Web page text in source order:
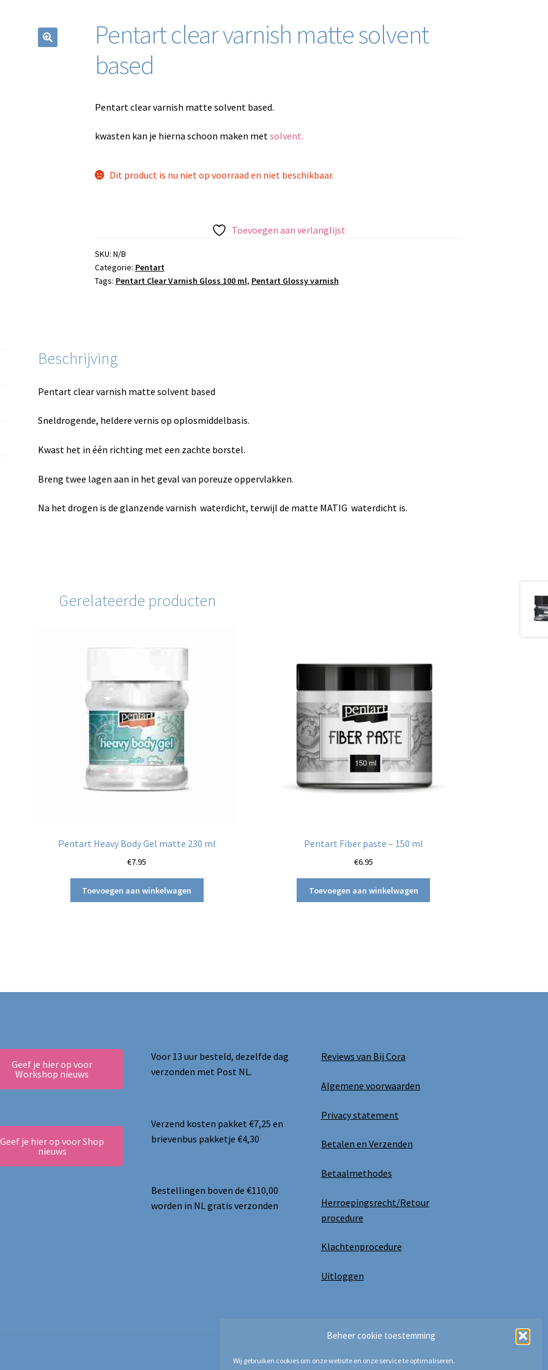
Beheer cookie toestemming
Wij gebruiken cookies om onze website en onze service te optimaliseren.
Pentart clear varnish matte solvent
based
Pentart clear varnish matte solvent based.
kwasten kan je hierna schoon maken metsolvent.
Dit product is nu niet op voorraad en niet beschikbaar.
Toevoegen aan verlanglijst
SKU: N/B
Categorie: Pentart
Tags: Pentart Clear Varnish Gloss 100 ml, Pentart Glossy varnish
Beschrijving
Pentart clear varnish matte solvent based
Sneldrogende, heldere vernis op oplosmiddelbasis.
Kwast het in één richting met een zachte borstel.
Breng twee lagen aan in het geval van poreuze oppervlakken.
Na het drogen is de glanzende varnish waterdicht, terwijl de matte MATIG waterdicht is.
Gerelateerde producten
Pentart Heavy Body Gel matte 230 ml
€7.95
Toevoegen aan winkelwagen
Pentart Fiber paste – 150 ml
€6.95
Toevoegen aan winkelwagen
Geef je hier op voor
Workshop nieuws
Geef je hier op voor Shop
nieuws
Voor 13 uur besteld, dezelfde dag
verzonden met Post NL.
Verzend kosten pakket €7,25 en
brievenbus pakketje €4,30
Bestellingen boven de €110,00
worden in NL gratis verzonden
Reviews van Bij Cora
Algemene voorwaarden
Privacy statement
Betalen en Verzenden
Betaalmethodes
Herroepingsrecht/Retour
procedure
Klachtenprocedure
Uitloggen